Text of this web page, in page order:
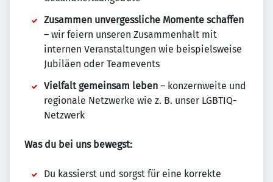
Zusammen unvergessliche Momente schaffen
– wir feiern unseren Zusammenhalt mit
internen Veranstaltungen wie beispielsweise
Jubiläen oder Teamevents
Vielfalt gemeinsam leben – konzernweite und
regionale Netzwerke wie z. B. unser LGBTIQ-
Netzwerk
Was du bei uns bewegst:
Du kassierst und sorgst für eine korrekte